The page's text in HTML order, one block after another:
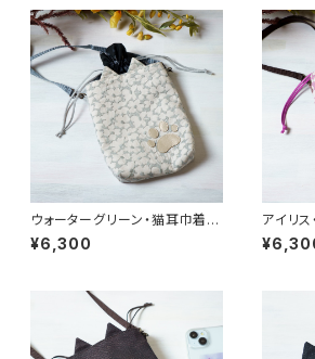
ウォーターグリーン・猫耳巾着ス
マホショルダー
¥6,300
アイリ
ダー